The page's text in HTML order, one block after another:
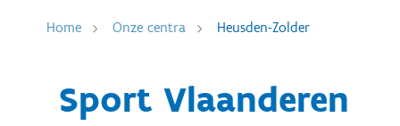
Home Onze centra Heusden-Zolder
Sport Vlaanderen